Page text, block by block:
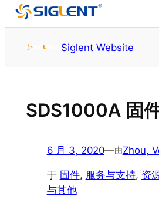
首页 服务与支持
Siglent Website
SDS1000A 固
6 月 3, 2020—由Zhou,
于 固件, 服务与支持, 资
与其他